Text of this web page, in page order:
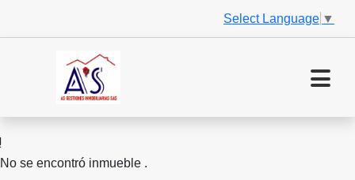
Select Language ▼
No se encontró inmueble .